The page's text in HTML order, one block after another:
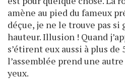
amène au pied du fameux
déçue, je ne le trouve pas si
hauteur. Illusion ! Quand
s’étirent eux aussi à plus de
l’assemblée prend une
yeux.